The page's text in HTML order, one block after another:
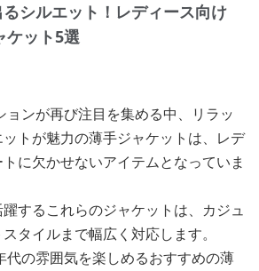
シルエット！レディース向け
ケット5選
ンが再び注目を集める中、リラッ
トが魅力の薄手ジャケットは、レデ
に欠かせないアイテムとなっていま
するこれらのジャケットは、カジュ
タイルまで幅広く対応します。
代の雰囲気を楽しめるおすすめの薄